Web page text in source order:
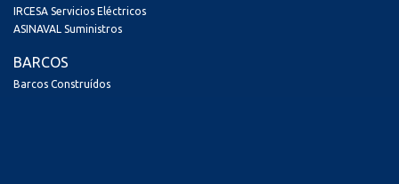
IRCESA Servicios Eléctricos
ASINAVAL Suministros
BARCOS
Barcos Construídos